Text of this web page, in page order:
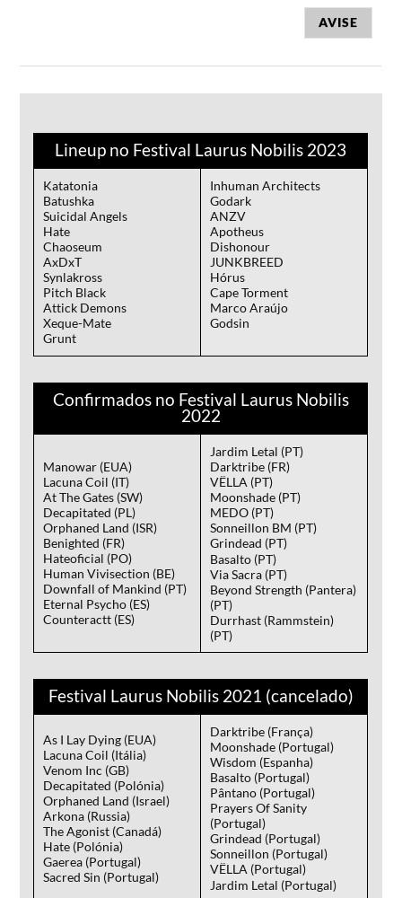
AVISE
Lineup no Festival Laurus Nobilis 2023
Katatonia
Batushka
Suicidal Angels
Hate
Chaoseum
AxDxT
Synlakross
Pitch Black
Attick Demons
Xeque-Mate
Grunt
Inhuman Architects
Godark
ANZV
Apotheus
Dishonour
JUNKBREED
Hórus
Cape Torment
Marco Araújo
Godsin
Confirmados no Festival Laurus Nobilis
2022
Manowar (EUA)
Lacuna Coil (IT)
At The Gates (SW)
Decapitated (PL)
Orphaned Land (ISR)
Benighted (FR)
Hateoficial (PO)
Human Vivisection (BE)
Downfall of Mankind (PT)
Eternal Psycho (ES)
Counteractt (ES)
Jardim Letal (PT)
Darktribe (FR)
VËLLA (PT)
Moonshade (PT)
MEDO (PT)
Sonneillon BM (PT)
Grindead (PT)
Basalto (PT)
Via Sacra (PT)
Beyond Strength (Pantera)
(PT)
Durrhast (Rammstein)
(PT)
Festival Laurus Nobilis 2021 (cancelado)
As I Lay Dying (EUA)
Lacuna Coil (Itália)
Venom Inc (GB)
Decapitated (Polónia)
Orphaned Land (Israel)
Arkona (Russia)
The Agonist (Canadá)
Hate (Polónia)
Gaerea (Portugal)
Sacred Sin (Portugal)
Darktribe (França)
Moonshade (Portugal)
Wisdom (Espanha)
Basalto (Portugal)
Pântano (Portugal)
Prayers Of Sanity
(Portugal)
Grindead (Portugal)
Sonneillon (Portugal)
VËLLA (Portugal)
Jardim Letal (Portugal)